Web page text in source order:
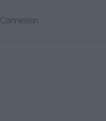
Connexion